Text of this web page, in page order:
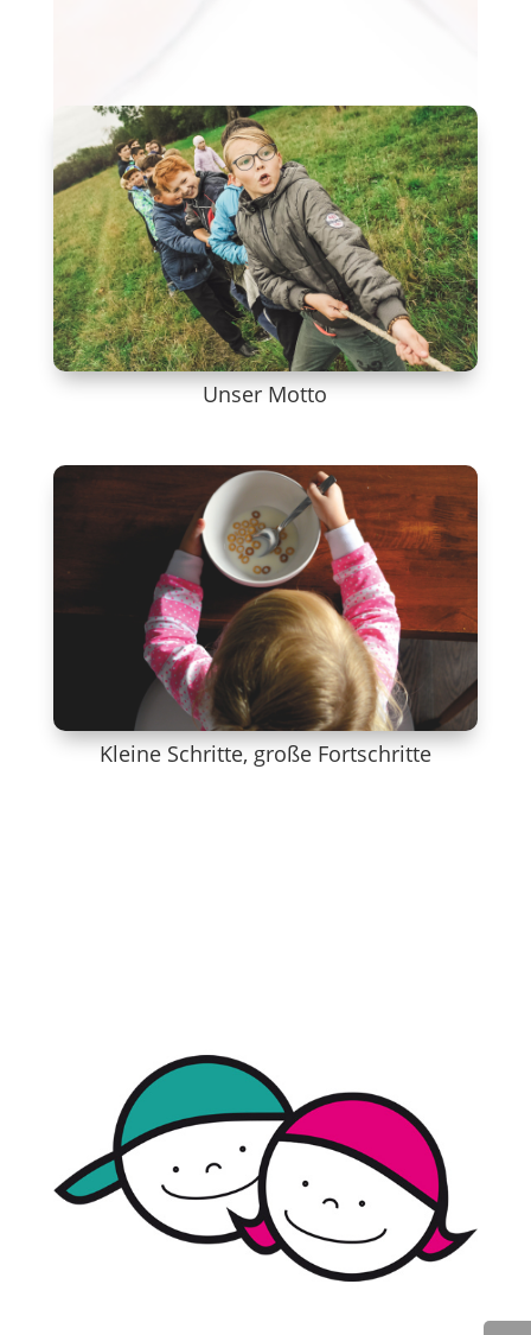
Unser Motto
Kleine Schritte, große Fortschritte